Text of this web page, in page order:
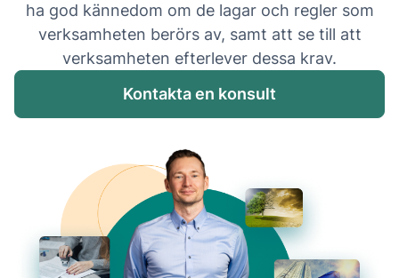
ha god kännedom om de lagar och regler som
verksamheten berörs av, samt att se till att
verksamheten efterlever dessa krav.
Kontakta en konsult